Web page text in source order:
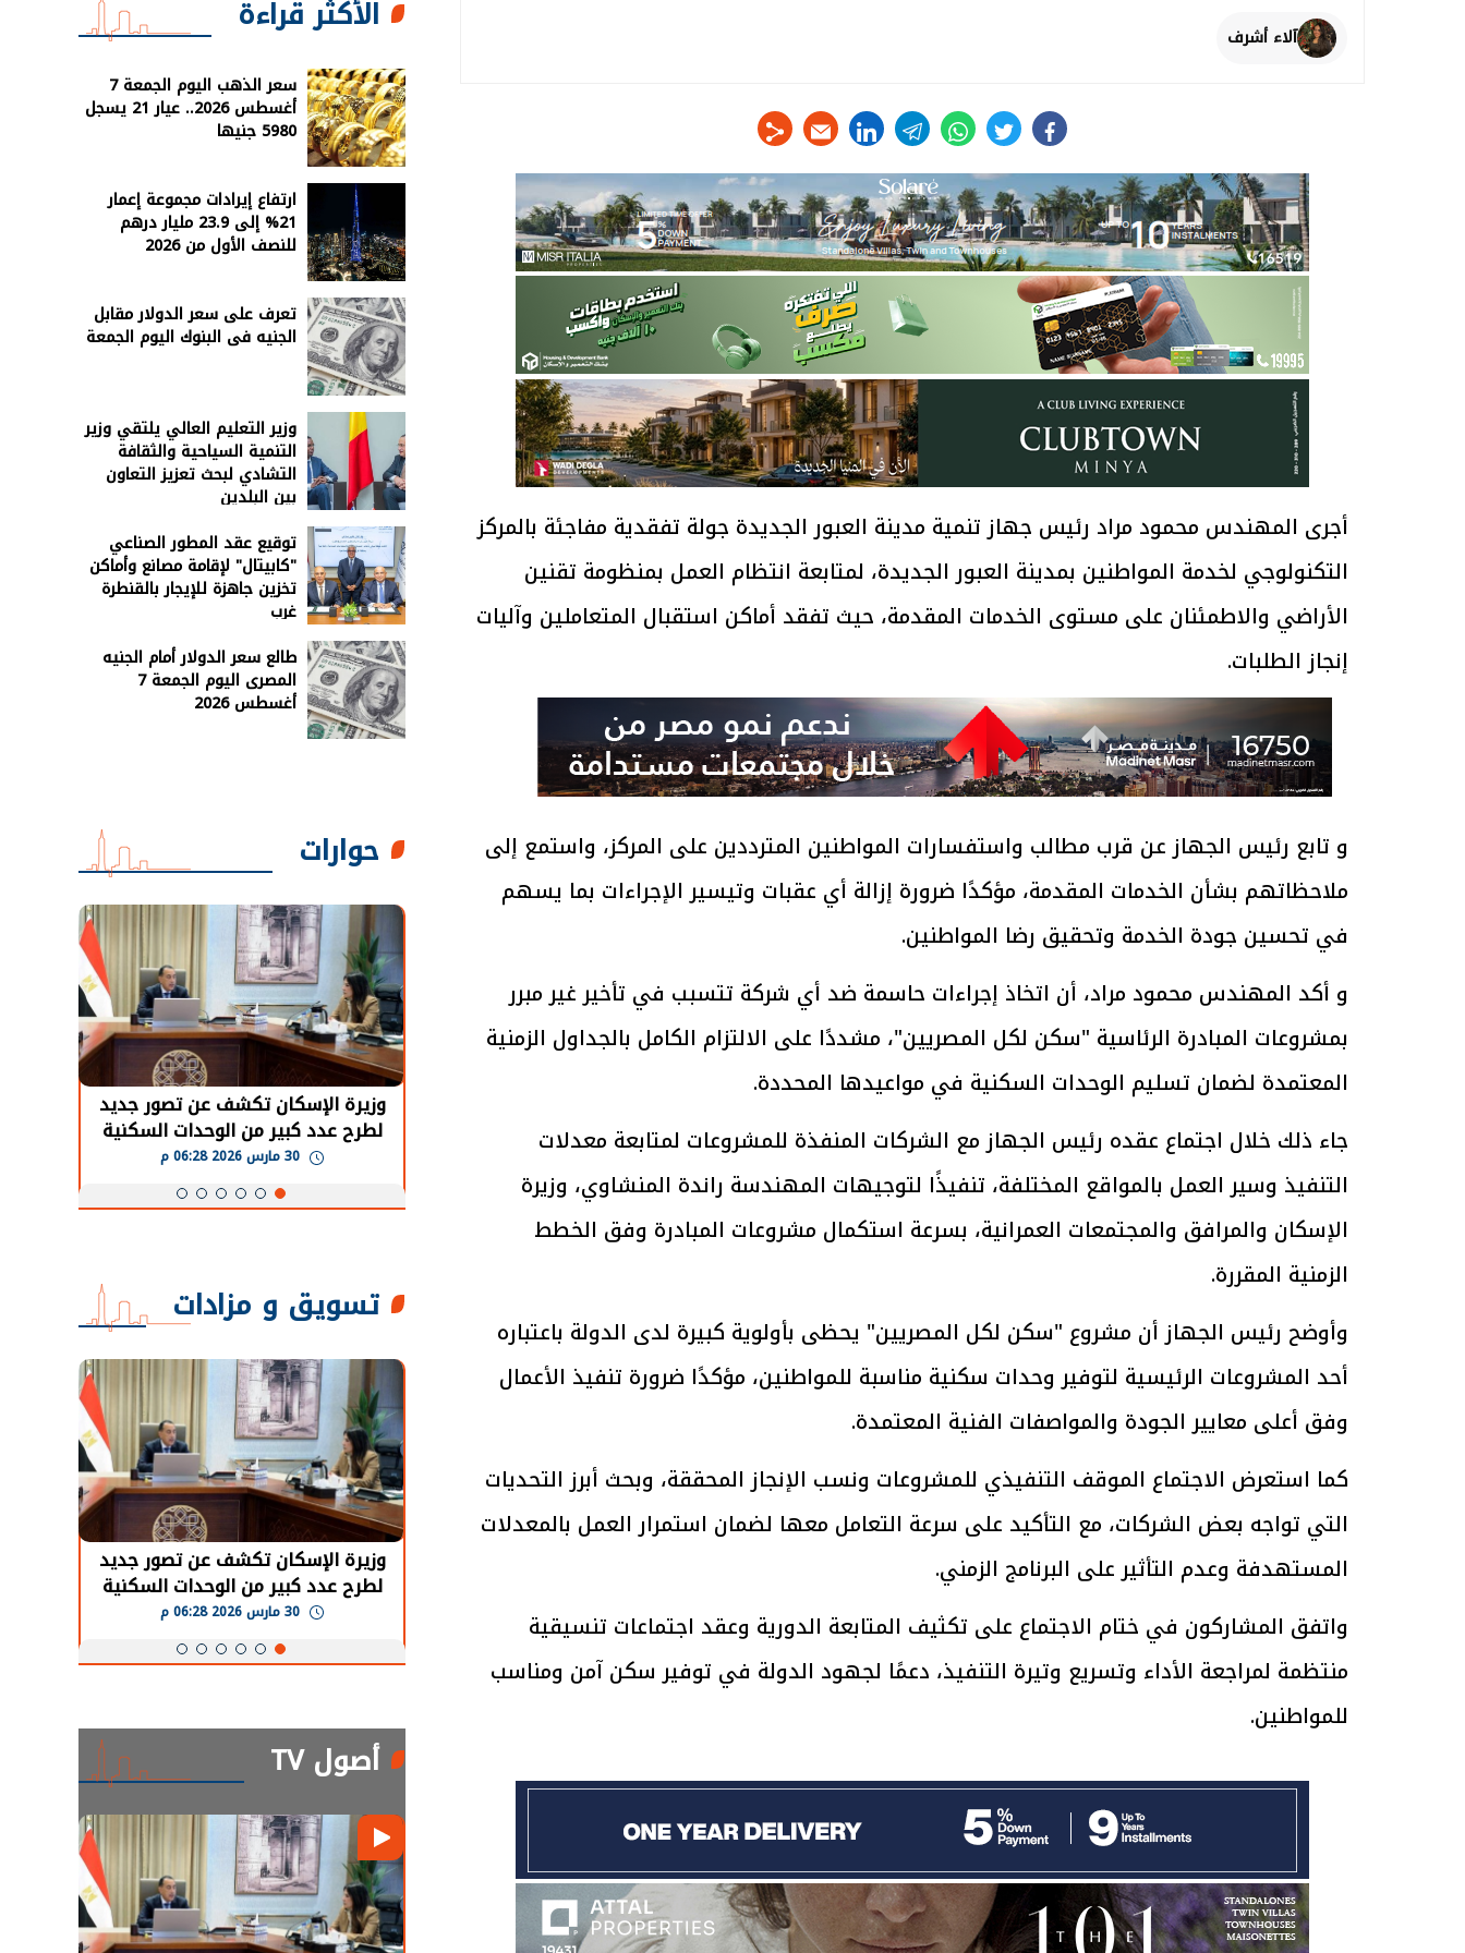
آلاء أشرف
facebook
twitter
whats
telegram
linkedin
أجرى المهندس محمود مراد رئيس جهاز تنمية مدينة العبور الجديدة جولة تفقدية مفاجئة بالمركز
التكنولوجي لخدمة المواطنين بمدينة العبور الجديدة، لمتابعة انتظام العمل بمنظومة تقنين
الأراضي والاطمئنان على مستوى الخدمات المقدمة، حيث تفقد أماكن استقبال المتعاملين وآليات
إنجاز الطلبات.
و تابع رئيس الجهاز عن قرب مطالب واستفسارات المواطنين المترددين على المركز، واستمع إلى
ملاحظاتهم بشأن الخدمات المقدمة، مؤكدًا ضرورة إزالة أي عقبات وتيسير الإجراءات بما يسهم
في تحسين جودة الخدمة وتحقيق رضا المواطنين.
و أكد المهندس محمود مراد، أن اتخاذ إجراءات حاسمة ضد أي شركة تتسبب في تأخير غير مبرر
بمشروعات المبادرة الرئاسية "سكن لكل المصريين"، مشددًا على الالتزام الكامل بالجداول الزمنية
المعتمدة لضمان تسليم الوحدات السكنية في مواعيدها المحددة.
جاء ذلك خلال اجتماع عقده رئيس الجهاز مع الشركات المنفذة للمشروعات لمتابعة معدلات
التنفيذ وسير العمل بالمواقع المختلفة، تنفيذًا لتوجيهات المهندسة راندة المنشاوي، وزيرة
الإسكان والمرافق والمجتمعات العمرانية، بسرعة استكمال مشروعات المبادرة وفق الخطط
الزمنية المقررة.
وأوضح رئيس الجهاز أن مشروع "سكن لكل المصريين" يحظى بأولوية كبيرة لدى الدولة باعتباره
أحد المشروعات الرئيسية لتوفير وحدات سكنية مناسبة للمواطنين، مؤكدًا ضرورة تنفيذ الأعمال
وفق أعلى معايير الجودة والمواصفات الفنية المعتمدة.
كما استعرض الاجتماع الموقف التنفيذي للمشروعات ونسب الإنجاز المحققة، وبحث أبرز التحديات
التي تواجه بعض الشركات، مع التأكيد على سرعة التعامل معها لضمان استمرار العمل بالمعدلات
المستهدفة وعدم التأثير على البرنامج الزمني.
واتفق المشاركون في ختام الاجتماع على تكثيف المتابعة الدورية وعقد اجتماعات تنسيقية
منتظمة لمراجعة الأداء وتسريع وتيرة التنفيذ، دعمًا لجهود الدولة في توفير سكن آمن ومناسب
للمواطنين.
الأكثر قراءة
سعر الذهب اليوم الجمعة 7
أغسطس 2026.. عيار 21 يسجل
5980 جنيها
ارتفاع إيرادات مجموعة إعمار
21% إلى 23.9 مليار درهم
للنصف الأول من 2026
تعرف على سعر الدولار مقابل
الجنيه فى البنوك اليوم الجمعة
وزير التعليم العالي يلتقي وزير
التنمية السياحية والثقافة
التشادي لبحث تعزيز التعاون
بين البلدين
توقيع عقد المطور الصناعي
"كابيتال" لإقامة مصانع وأماكن
تخزين جاهزة للإيجار بالقنطرة
غرب
طالع سعر الدولار أمام الجنيه
المصرى اليوم الجمعة 7
أغسطس 2026
حوارات
الرئيس السيسي: تداعيات خطيرة على
الاقتصاد العالمي وأسعار الوقود حال
استمرار الأزمة في الشرق الأوسط
رئيس الوزراء يتابع الإجراءات الخاصة
بتنفيذ التوجيهات الرئاسية بطرح وحدات
سكنية بالإيجار للمواطنين
واسع.. والبترول: مصر تعزز مكانتها
بوصفها مركزًا إقليميًّا للطاقة
وزيرة الإسكان تكشف عن تصور جديد
لطرح عدد كبير من الوحدات السكنية
بنظام الإيجار
تسويق و مزادات
الرئيس السيسي: تداعيات خطيرة على
الاقتصاد العالمي وأسعار الوقود حال
استمرار الأزمة في الشرق الأوسط
رئيس الوزراء يتابع الإجراءات الخاصة
بتنفيذ التوجيهات الرئاسية بطرح وحدات
سكنية بالإيجار للمواطنين بوصفها مركزًا إقليميًّا للطاقة
وزيرة الإسكان تكشف عن تصور جديد
لطرح عدد كبير من الوحدات السكنية
بنظام الإيجار
أصول TV